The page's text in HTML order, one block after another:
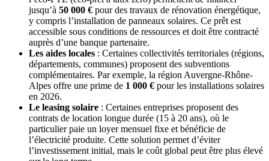
jusqu’à 50 000 € pour des travaux de rénovation énergétique,
y compris l’installation de panneaux solaires. Ce prêt est
accessible sous conditions de ressources et doit être contracté
auprès d’une banque partenaire.
Les aides locales : Certaines collectivités territoriales (régions,
départements, communes) proposent des subventions
complémentaires. Par exemple, la région Auvergne-Rhône-
Alpes offre une prime de 1 000 € pour les installations solaires
en 2026.
Le leasing solaire : Certaines entreprises proposent des
contrats de location longue durée (15 à 20 ans), où le
particulier paie un loyer mensuel fixe et bénéficie de
l’électricité produite. Cette solution permet d’éviter
l’investissement initial, mais le coût global peut être plus élevé